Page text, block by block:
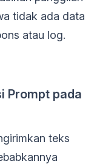
tidak ada data
atau log.
Prompt pada
teks